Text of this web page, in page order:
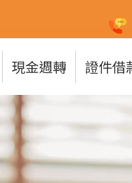
現金週轉 證件借